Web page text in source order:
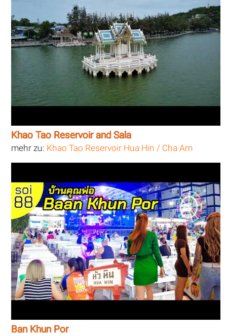
Khao Tao Reservoir and Sala
mehr zu: Khao Tao Reservoir Hua Hin / Cha Am
Ban Khun Por